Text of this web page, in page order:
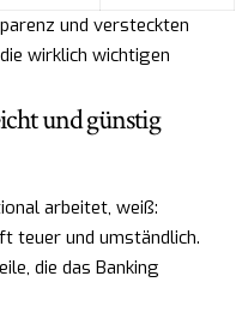
und versteckten
wirklich wichtigen
und günstig
arbeitet, weiß:
teuer und umständlich.
die das Banking